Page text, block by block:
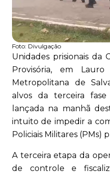
Foto: Divulgação
Unidades prisionais da
Provisória, em
Metropolitana de
alvos da terceira fase
lançada na manhã
intuito de impedir a
Policiais Militares (PMs)
A terceira etapa da
de controle e